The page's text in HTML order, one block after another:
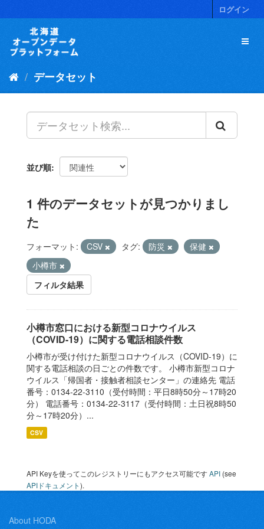
キ
ログイン
データセット
並び順
1 件のデータセットが見つかりまし
た
フォーマット: CSV タグ: 防災
保健
小樽市
フィルタ結果
小樽市窓口における新型コロナウイルス
（COVID-19）に関する電話相談件数
小樽市が受け付けた新型コロナウイルス（COVID-19）に
関する電話相談の日ごとの件数です。 小樽市新型コロナ
ウイルス「帰国者・接触者相談センター」の連絡先 電話
番号：0134-22-3110（受付時間：平日8時50分～17時20
分） 電話番号：0134-22-3117（受付時間：土日祝8時50
分～17時20分）...
CSV
API Keyを使ってこのレジストリーにもアクセス可能ですAPI (see
APIドキュメント).
About HODA